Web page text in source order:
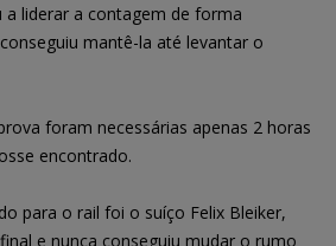
a liderar a contagem de forma
mantê-la até levantar o
foram necessárias apenas 2 horas
encontrado.
para o rail foi o suíço Felix Bleiker,
e nunca conseguiu mudar o rumo